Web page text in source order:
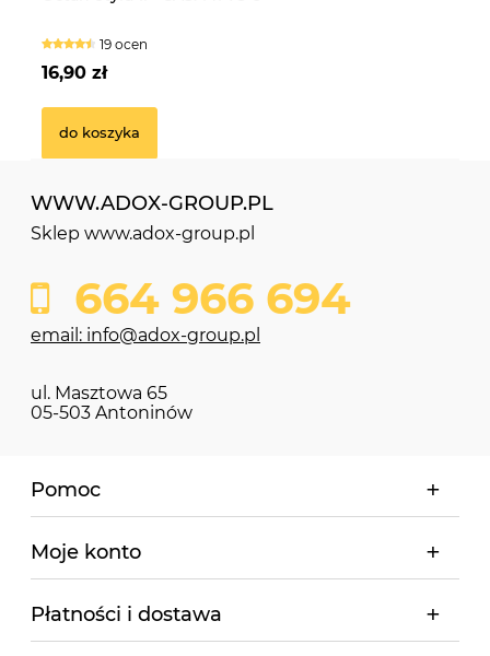
19 ocen
16,90 zł
do koszyka
16 ocen
239,90 zł
do koszyka
WWW.ADOX-GROUP.PL
Sklep www.adox-group.pl
664 966 694
email: info@adox-group.pl
ul. Masztowa 65
05-503 Antoninów
Pomoc
Moje konto
Płatności i dostawa